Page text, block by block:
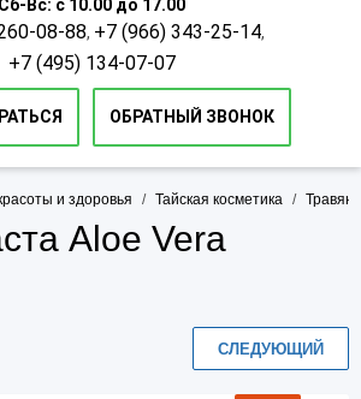
Сб-Вс: с 10.00 до 17.00
08-88, +7 (966) 343-25-14,
+7 (495) 134-07-07
ОБРАТНЫЙ ЗВОНОК
и здоровья / Тайская косметика /
Aloe Vera
СЛЕДУЮЩИЙ